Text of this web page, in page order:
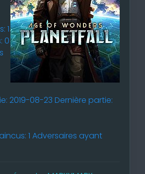
1
0
2019-08-23 Dernière partie:
1 Adversaires ayant